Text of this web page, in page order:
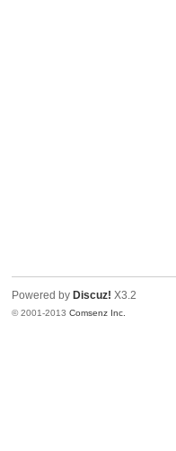
Powered by Discuz! X3.2
© 2001-2013Comsenz Inc.